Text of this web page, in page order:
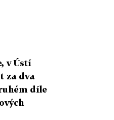
v Ústí
za dva
díle